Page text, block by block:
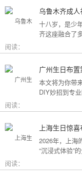
乌鲁木齐成
十八岁，是少
齐这座融合了
创意。这份
能，希望能帮
阅读：
本文将为你带
DIY妙招到专
阅读：
2026年，上海
“沉浸式体验”
套餐层出不
新全攻略，从
阅读：